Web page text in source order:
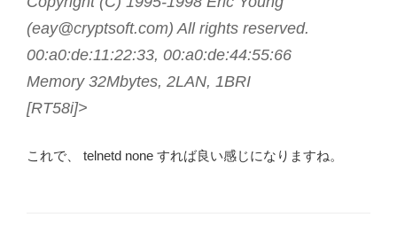
(eay@cryptsoft.com) All rights reserved.
00:a0:de:11:22:33, 00:a0:de:44:55:66
Memory 32Mbytes, 2LAN, 1BRI
[RT58i]>
これで、 telnetd none すれば良い感じになりますね。